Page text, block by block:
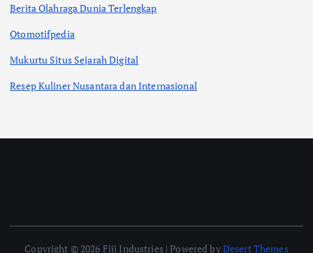
Berita Olahraga Dunia Terlengkap
Otomotifpedia
Mukurtu Situs Sejarah Digital
Resep Kuliner Nusantara dan Internasional
Copyright © 2026 Fiji Industries | Powered byDesert Themes